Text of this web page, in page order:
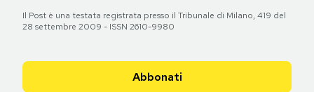
Il Post è una testata registrata presso il Tribunale di Milano, 419 del
28 settembre 2009 - ISSN 2610-9980
Abbonati